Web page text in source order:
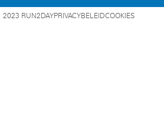
2023 RUN2DAYPRIVACYBELEIDCOOKIES